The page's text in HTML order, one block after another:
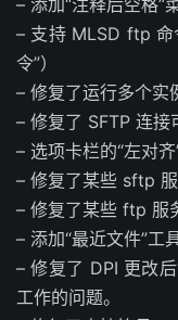
– 支持 MLSD ftp 命
令”）
– 修复了运行多个实
– 修复了 SFTP 连接
– 选项卡栏的“左对齐
– 修复了某些 sftp 服
– 修复了某些 ftp 服
– 添加“最近文件”工
– 修复了 DPI 更改
工作的问题。